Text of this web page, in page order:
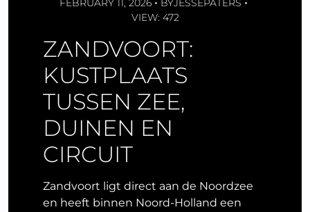
FEBRUARY 11, 2026 BYJESSEPATERS
VIEW: 472
ZANDVOORT:
KUSTPLAATS
TUSSEN ZEE,
DUINEN EN
CIRCUIT
Zandvoort ligt direct aan de Noordzee
en heeft binnen Noord-Holland een